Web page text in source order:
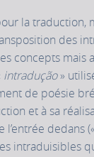
la traduction,
des
concepts mais
intradução»
de poésie
et à sa
dedans
intraduisibles